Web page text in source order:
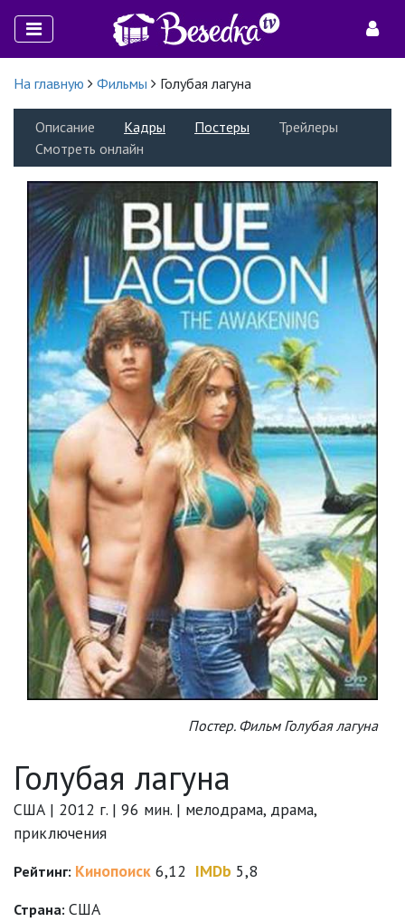
На главную Фильмы Голубая лагуна
Описание Кадры Постеры
Трейлеры
Смотреть онлайн
Постер. Фильм Голубая лагуна
Голубая лагуна
США | 2012 г. | 96 мин. | мелодрама, драма,
приключения
Рейтинг: Кинопоиск 6,12 IMDb 5,8
Страна: США